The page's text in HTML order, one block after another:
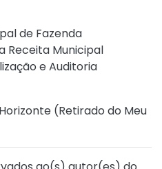
de Fazenda
Receita Municipal
e Auditoria
(Retirado do Meu